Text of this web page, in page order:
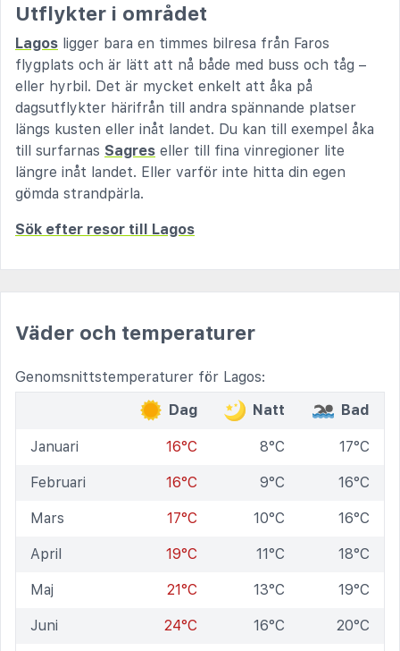
Utflykter i området
Lagos ligger bara en timmes bilresa från Faros
flygplats och är lätt att nå både med buss och tåg –
eller hyrbil. Det är mycket enkelt att åka på
dagsutflykter härifrån till andra spännande platser
längs kusten eller inåt landet. Du kan till exempel åka
till surfarnas Sagres eller till fina vinregioner lite
längre inåt landet. Eller varför inte hitta din egen
gömda strandpärla.
Sök efter resor till Lagos
Väder och temperaturer
Genomsnittstemperaturer för Lagos:
Dag
Natt Bad
Januari 16°C 8°C 17°C
Februari 16°C 9°C 16°C
Mars 17°C 10°C 16°C
April 19°C 11°C 18°C
Maj 21°C 13°C 19°C
Juni 24°C 16°C 20°C